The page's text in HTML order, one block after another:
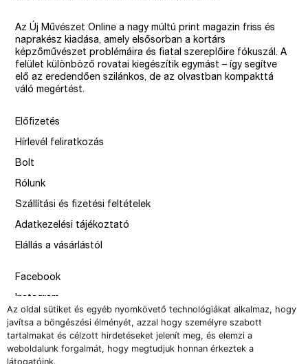
Az oldal sütiket és egyéb nyomkövető technológiákat alkalmaz, hogy
javítsa a böngészési élményét, azzal hogy személyre szabott
tartalmakat és célzott hirdetéseket jelenít meg, és elemzi a
weboldalunk forgalmát, hogy megtudjuk honnan érkeztek a
látogatóink.
Az Új Művészet Online a nagy múltú print magazin friss és
naprakész kiadása, amely elsősorban a kortárs
képzőművészet problémáira és fiatal szereplőire fókuszál. A
felület különböző rovatai kiegészítik egymást – így segítve
elő az eredendően szilánkos, de az olvastban kompakttá
váló megértést.
Előfizetés
Hírlevél feliratkozás
Bolt
Rólunk
Szállítási és fizetési feltételek
Adatkezelési tájékoztató
Elállás a vásárlástól
Facebook
Instagram
Issue
–
design by Solymosi Mór, Sirbik Attila